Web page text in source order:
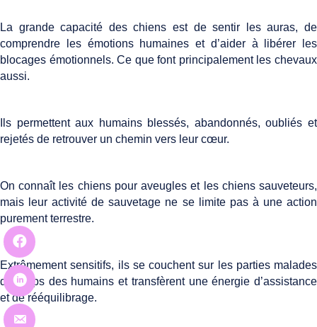
La grande capacité des chiens est de sentir les auras, de
comprendre les émotions humaines et d’aider à libérer les
blocages émotionnels. Ce que font principalement les chevaux
aussi.
Ils permettent aux humains blessés, abandonnés, oubliés et
rejetés de retrouver un chemin vers leur cœur.
On connaît les chiens pour aveugles et les chiens sauveteurs,
mais leur activité de sauvetage ne se limite pas à une action
purement terrestre.
Extrêmement sensitifs, ils se couchent sur les parties malades
du corps des humains et transfèrent une énergie d’assistance
et de rééquilibrage.